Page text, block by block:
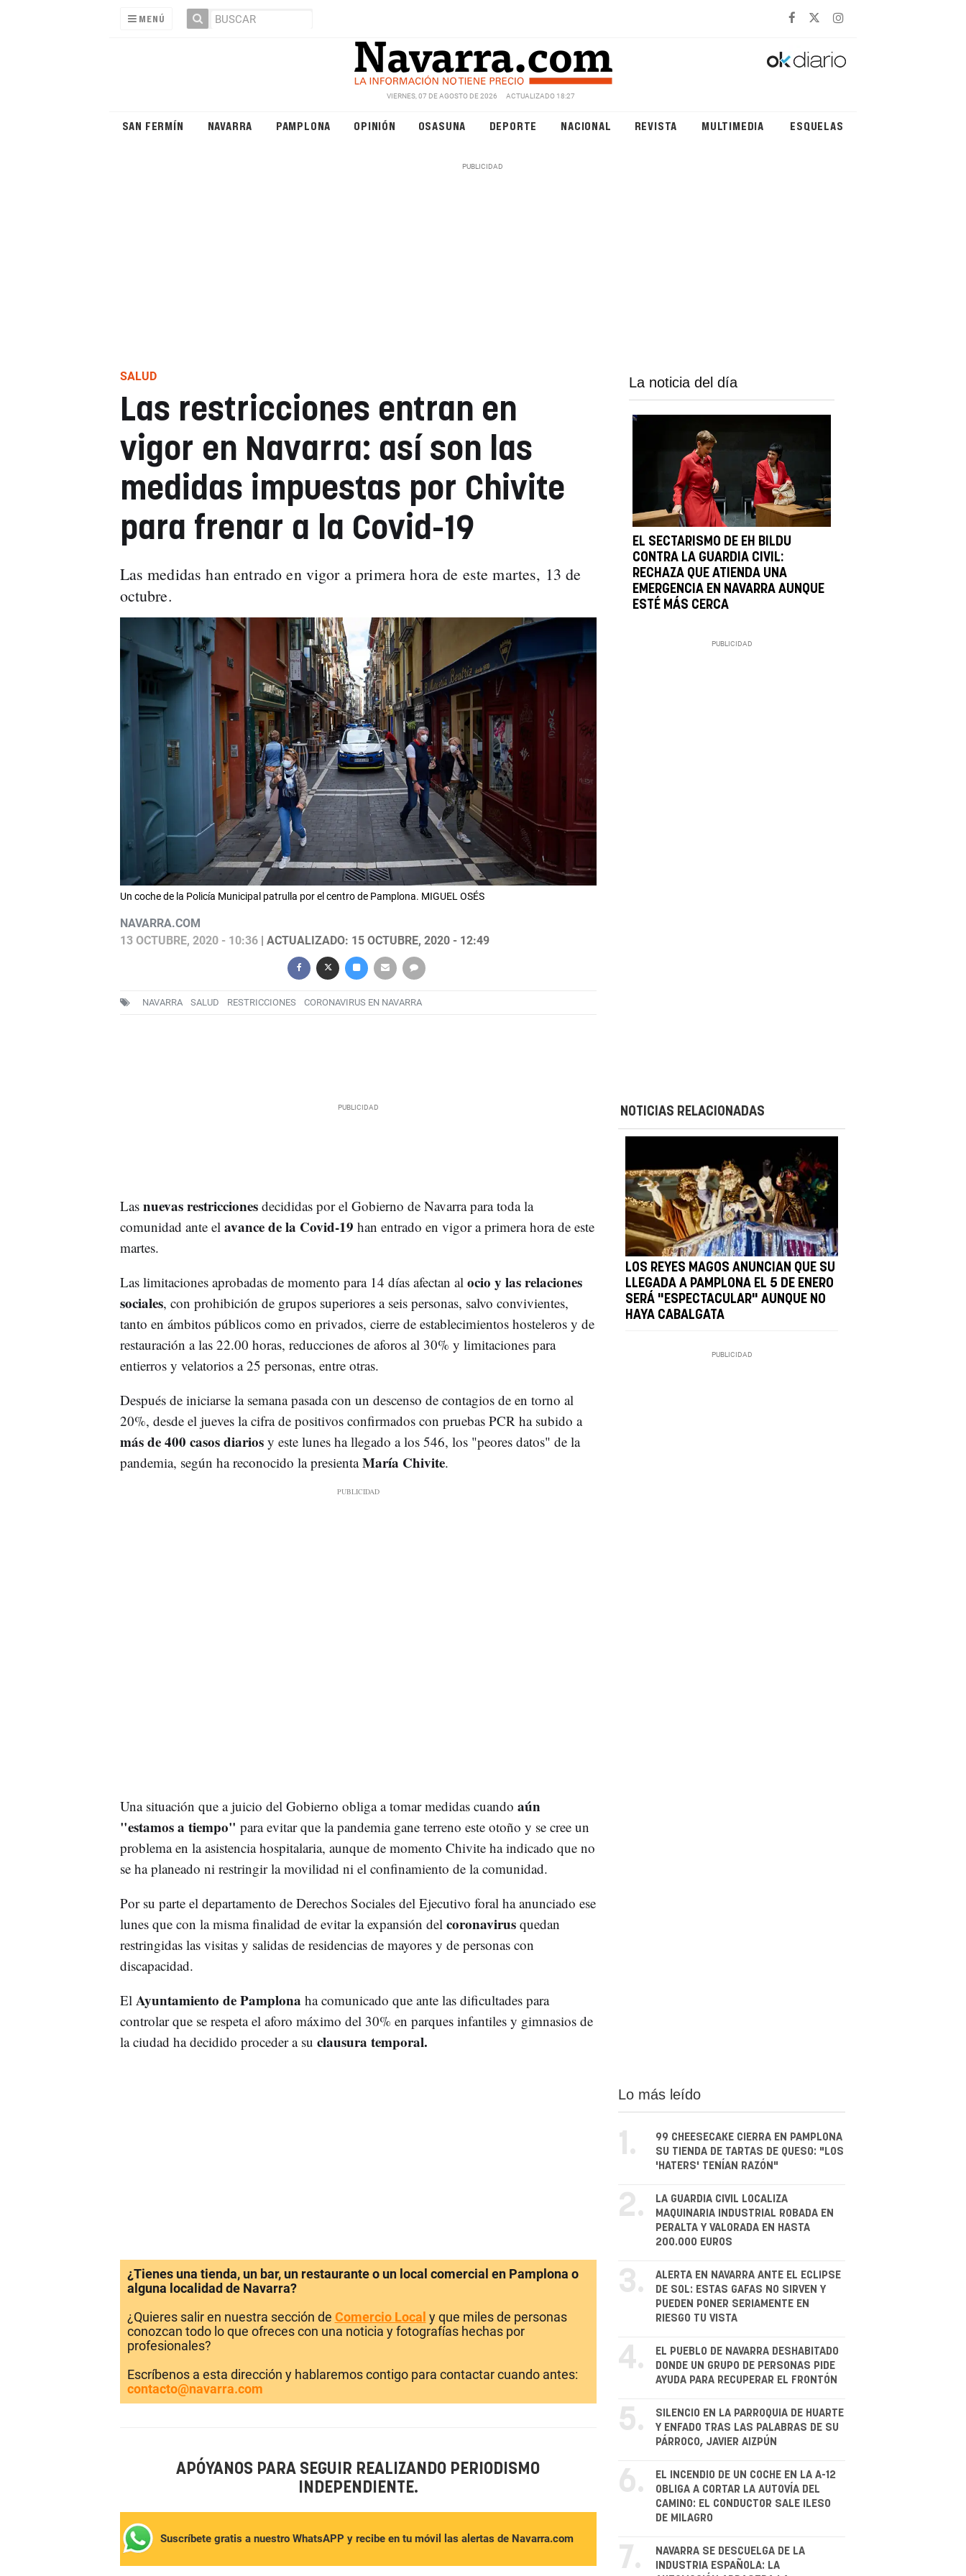
MENÚ
VIERNES, 07 DE AGOSTO DE 2026 ACTUALIZADO 18:27
SAN FERMÍN NAVARRA PAMPLONA OPINIÓN OSASUNA DEPORTE NACIONAL REVISTA MULTIMEDIA ESQUELAS
SALUD
Las restricciones entran en
vigor en Navarra: así son las
medidas impuestas por Chivite
para frenar a la Covid-19
Las medidas han entrado en vigor a primera hora de este martes, 13 de
octubre.
Un coche de la Policía Municipal patrulla por el centro de Pamplona. MIGUEL OSÉS
NAVARRA.COM
13 OCTUBRE, 2020 - 10:36| ACTUALIZADO: 15 OCTUBRE, 2020 - 12:49
NAVARRA SALUD RESTRICCIONES CORONAVIRUS EN NAVARRA
La noticia del día
EL SECTARISMO DE EH BILDU
CONTRA LA GUARDIA CIVIL:
RECHAZA QUE ATIENDA UNA
EMERGENCIA EN NAVARRA AUNQUE
ESTÉ MÁS CERCA
Las nuevas restriccionesdecididas por el Gobierno de Navarra para toda la
comunidad ante el avance de la Covid-19 han entrado en vigor a primera hora de este
martes.
Las limitaciones aprobadas de momento para 14 días afectan al ocio y las relaciones
sociales, con prohibición de grupos superiores a seis personas, salvo convivientes,
tanto en ámbitos públicos como en privados, cierre de establecimientos hosteleros y de
restauración a las 22.00 horas, reducciones de aforos al 30% y limitaciones para
entierros y velatorios a 25 personas, entre otras.
Después de iniciarse la semana pasada con un descenso de contagios de en torno al
20%, desde el jueves la cifra de positivos confirmados con pruebas PCR ha subido a
más de 400 casos diariosy este lunes ha llegado a los 546, los "peores datos" de la
pandemia, según ha reconocido la presientaMaría Chivite.
Una situación que a juicio del Gobierno obliga a tomar medidas cuando aún
"estamos a tiempo" para evitar que la pandemia gane terreno este otoño y se cree un
problema en la asistencia hospitalaria, aunque de momento Chivite ha indicado que no
se ha planeado ni restringir la movilidad ni el confinamiento de la comunidad.
Por su parte el departamento de Derechos Sociales del Ejecutivo foral ha anunciado ese
lunes que con la misma finalidad de evitar la expansión del coronavirus quedan
restringidas las visitas y salidas de residencias de mayores y de personas con
discapacidad.
El Ayuntamiento de Pamplona ha comunicado que ante las dificultades para
controlar que se respeta el aforo máximo del 30% en parques infantiles y gimnasios de
la ciudad ha decidido proceder a su clausura temporal.
NOTICIAS RELACIONADAS
LOS REYES MAGOS ANUNCIAN QUE SU
LLEGADA A PAMPLONA EL 5 DE ENERO
SERÁ "ESPECTACULAR" AUNQUE NO
HAYA CABALGATA
¿Tienes una tienda, un bar, un restaurante o un local comercial en Pamplona o
alguna localidad de Navarra?
¿Quieres salir en nuestra sección de Comercio Local y que miles de personas
conozcan todo lo que ofreces con una noticia y fotografías hechas por
profesionales?
Escríbenos a esta dirección y hablaremos contigo para contactar cuando antes:
contacto@navarra.com
APÓYANOS PARA SEGUIR REALIZANDO PERIODISMO
INDEPENDIENTE.
Suscríbete gratis a nuestro WhatsAPP y recibe en tu móvil las alertas de Navarra.com
Lo más leído
1.
99 CHEESECAKE CIERRA EN PAMPLONA
SU TIENDA DE TARTAS DE QUESO: "LOS
'HATERS' TENÍAN RAZÓN"
2.
LA GUARDIA CIVIL LOCALIZA
MAQUINARIA INDUSTRIAL ROBADA EN
PERALTA Y VALORADA EN HASTA
200.000 EUROS
3.
ALERTA EN NAVARRA ANTE EL ECLIPSE
DE SOL: ESTAS GAFAS NO SIRVEN Y
PUEDEN PONER SERIAMENTE EN
RIESGO TU VISTA
4.
EL PUEBLO DE NAVARRA DESHABITADO
DONDE UN GRUPO DE PERSONAS PIDE
AYUDA PARA RECUPERAR EL FRONTÓN
5.
SILENCIO EN LA PARROQUIA DE HUARTE
Y ENFADO TRAS LAS PALABRAS DE SU
PÁRROCO, JAVIER AIZPÚN
6.
EL INCENDIO DE UN COCHE EN LA A-12
OBLIGA A CORTAR LA AUTOVÍA DEL
CAMINO: EL CONDUCTOR SALE ILESO
DE MILAGRO
7.
NAVARRA SE DESCUELGA DE LA
INDUSTRIA ESPAÑOLA: LA